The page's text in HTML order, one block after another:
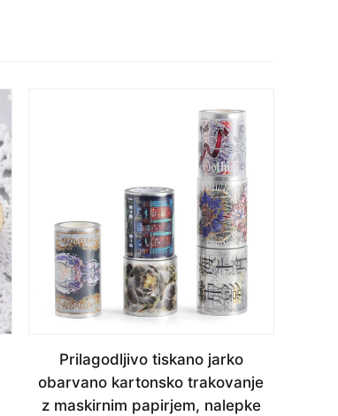
Prilagodljivo tiskano jarko
obarvano kartonsko trakovanje
z maskirnim papirjem, nalepke